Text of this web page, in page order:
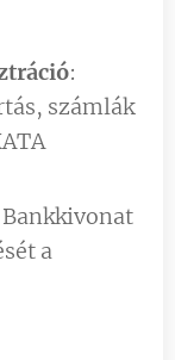
:
számlák
Bankkivonat
a